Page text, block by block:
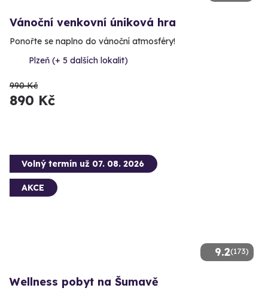
Vánoční venkovní úniková hra
Ponořte se naplno do vánoční atmosféry!
Plzeň (+ 5 dalších lokalit)
990 Kč
890 Kč
9.2(173)
Volný termín už 07. 08. 2026
AKCE
Wellness pobyt na Šumavě